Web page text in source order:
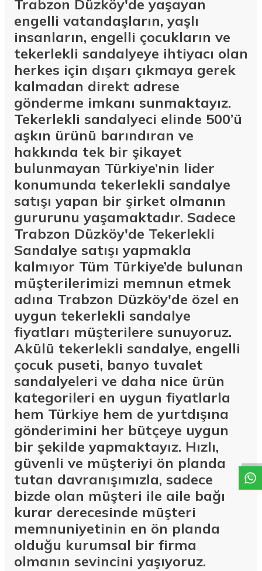
Trabzon Düzköy'de yaşayan
engelli vatandaşların, yaşlı
insanların, engelli çocukların ve
tekerlekli sandalyeye ihtiyacı olan
herkes için dışarı çıkmaya gerek
kalmadan direkt adrese
gönderme imkanı sunmaktayız.
Tekerlekli sandalyeci elinde 500’ü
aşkın ürünü barındıran ve
hakkında tek bir şikayet
bulunmayan Türkiye’nin lider
konumunda tekerlekli sandalye
satışı yapan bir şirket olmanın
gururunu yaşamaktadır. Sadece
Trabzon Düzköy'de Tekerlekli
Sandalye satışı yapmakla
kalmıyor Tüm Türkiye’de bulunan
müşterilerimizi memnun etmek
adına Trabzon Düzköy'de özel en
uygun tekerlekli sandalye
fiyatları müşterilere sunuyoruz.
Akülü tekerlekli sandalye, engelli
çocuk puseti, banyo tuvalet
sandalyeleri ve daha nice ürün
kategorileri en uygun fiyatlarla
hem Türkiye hem de yurtdışına
gönderimini her bütçeye uygun
bir şekilde yapmaktayız. Hızlı,
güvenli ve müşteriyi ön planda
tutan davranışımızla, sadece
bizde olan müşteri ile aile bağı
kurar derecesinde müşteri
memnuniyetinin en ön planda
olduğu kurumsal bir firma
olmanın sevincini yaşıyoruz.